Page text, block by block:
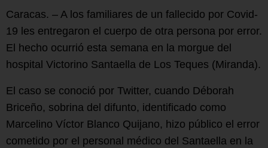
Caracas. – A los familiares de un fallecido por Covid-
19 les entregaron el cuerpo de otra persona por error.
El hecho ocurrió esta semana en la morgue del
hospital Victorino Santaella de Los Teques (Miranda).
El caso se conoció por Twitter, cuando Déborah
Briceño, sobrina del difunto, identificado como
Marcelino Víctor Blanco Quijano, hizo público el error
cometido por el personal médico del Santaella en la